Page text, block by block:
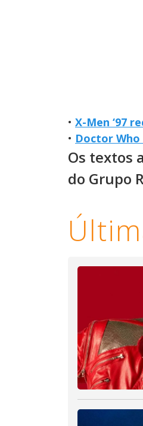
• X-Men ‘97
• Doctor
Os textos
do Grupo